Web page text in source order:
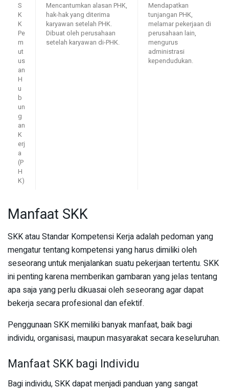
S
K
K
Pe
m
ut
us
an
H
u
b
un
g
an
K
erj
a
(P
H
K)
Mencantumkan alasan PHK,
hak-hak yang diterima
karyawan setelah PHK.
Dibuat oleh perusahaan
setelah karyawan di-PHK.
Mendapatkan
tunjangan PHK,
melamar pekerjaan di
perusahaan lain,
mengurus
administrasi
kependudukan.
Manfaat SKK
SKK atau Standar Kompetensi Kerja adalah pedoman yang
mengatur tentang kompetensi yang harus dimiliki oleh
seseorang untuk menjalankan suatu pekerjaan tertentu. SKK
ini penting karena memberikan gambaran yang jelas tentang
apa saja yang perlu dikuasai oleh seseorang agar dapat
bekerja secara profesional dan efektif.
Penggunaan SKK memiliki banyak manfaat, baik bagi
individu, organisasi, maupun masyarakat secara keseluruhan.
Manfaat SKK bagi Individu
Bagi individu, SKK dapat menjadi panduan yang sangat